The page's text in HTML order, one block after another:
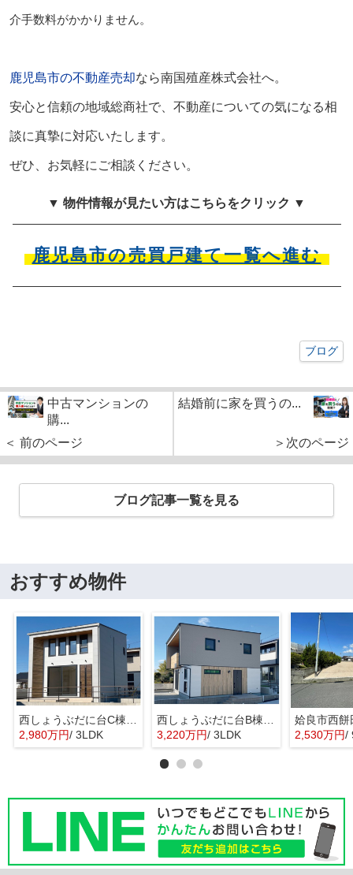
介手数料がかかりません。
鹿児島市の不動産売却なら南国殖産株式会社へ。
安心と信頼の地域総商社で、不動産についての気になる相
談に真摯に対応いたします。
ぜひ、お気軽にご相談ください。
▼ 物件情報が見たい方はこちらをクリック ▼
鹿児島市の売買戸建て一覧へ進む
ブログ
中古マンションの
購...
＜ 前のページ
結婚前に家を買うの...
＞次のページ
ブログ記事一覧を見る
おすすめ物件
2,980万円/ 3LDK
3,220万円/ 3LDK
姶良市西
2,530万円/